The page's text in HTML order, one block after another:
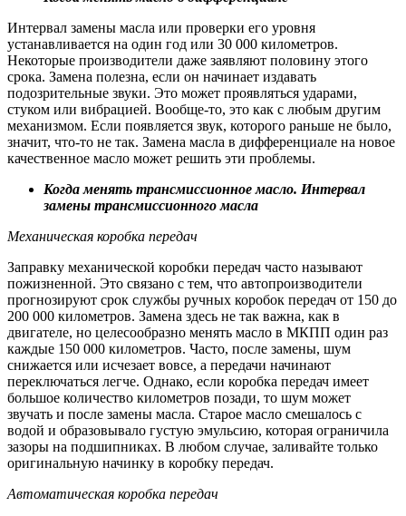
Интервал замены масла или проверки его уровня
устанавливается на один год или 30 000 километров.
Некоторые производители даже заявляют половину этого
срока. Замена полезна, если он начинает издавать
подозрительные звуки. Это может проявляться ударами,
стуком или вибрацией. Вообще-то, это как с любым другим
механизмом. Если появляется звук, которого раньше не было,
значит, что-то не так. Замена масла в дифференциале на новое
качественное масло может решить эти проблемы.
Когда менять трансмиссионное масло. Интервал
замены трансмиссионного масла
Механическая коробка передач
Заправку механической коробки передач часто называют
пожизненной. Это связано с тем, что автопроизводители
прогнозируют срок службы ручных коробок передач от 150 до
200 000 километров. Замена здесь не так важна, как в
двигателе, но целесообразно менять масло в МКПП один раз
каждые 150 000 километров. Часто, после замены, шум
снижается или исчезает вовсе, а передачи начинают
переключаться легче. Однако, если коробка передач имеет
большое количество километров позади, то шум может
звучать и после замены масла. Старое масло смешалось с
водой и образовывало густую эмульсию, которая ограничила
зазоры на подшипниках. В любом случае, заливайте только
оригинальную начинку в коробку передач.
Автоматическая коробка передач